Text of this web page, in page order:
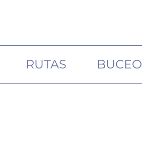
RUTAS BUCEO